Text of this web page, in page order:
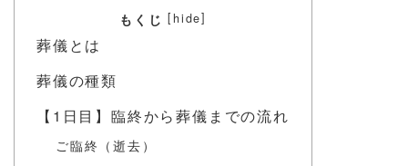
もくじ [hide]
葬儀とは
葬儀の種類
【1日目】臨終から葬儀までの流れ
ご臨終（逝去）